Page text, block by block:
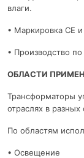
влаги.
• Маркировка CE
• Производство
ОБЛАСТИ
Трансформаторы
отраслях в разных
По областям
• Освещение